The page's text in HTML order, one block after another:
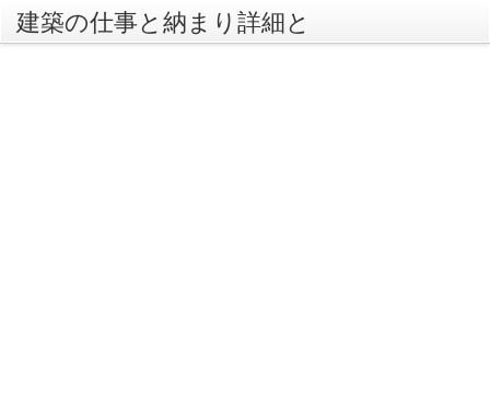
建築の仕事と納まり詳細と